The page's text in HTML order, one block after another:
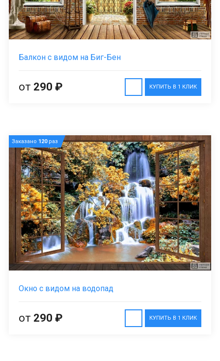
Балкон с видом на Биг-Бен
КУПИТЬ В 1 КЛИК
от 290 ₽
Заказано 120раз
Окно с видом на водопад
КУПИТЬ В 1 КЛИК
от 290 ₽